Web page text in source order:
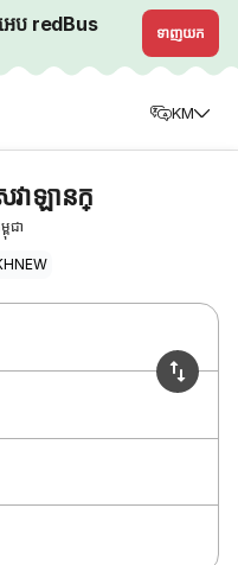
អេប redBus ទាញយក
KM
វាឡានក្
ជា